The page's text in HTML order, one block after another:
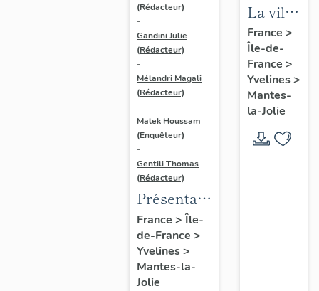
(Rédacteur)
-
Gandini Julie
(Rédacteur)
-
Mélandri Magali
(Rédacteur)
-
Malek Houssam
(Enquêteur)
-
Gentili Thomas
(Rédacteur)
Présentation
de l'étude
France > Île-
de-France >
Yvelines>
Mantes-la-
Jolie
La ville
de
Mantes-
la-Jolie
France >
Île-de-
France >
Yvelines>
Mantes-
la-Jolie